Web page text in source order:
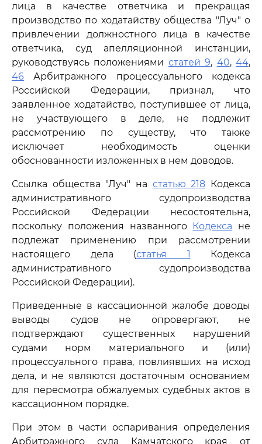
лица в качестве ответчика и прекращая
производство по ходатайству общества "Луч" о
привлечении должностного лица в качестве
ответчика, суд апелляционной инстанции,
руководствуясь положениями статей 9, 40,44,
46 Арбитражного процессуального кодекса
Российской Федерации, признал, что
заявленное ходатайство, поступившее от лица,
не участвующего в деле, не подлежит
рассмотрению по существу, что также
исключает необходимость оценки
обоснованности изложенных в нем доводов.
Ссылка общества "Луч" на статью 218 Кодекса
административного судопроизводства
Российской Федерации несостоятельна,
поскольку положения названного Кодекса не
подлежат применению при рассмотрении
настоящего дела (статья 1 Кодекса
административного судопроизводства
Российской Федерации).
Приведенные в кассационной жалобе доводы
выводы судов не опровергают, не
подтверждают существенных нарушений
судами норм материального и (или)
процессуального права, повлиявших на исход
дела, и не являются достаточным основанием
для пересмотра обжалуемых судебных актов в
кассационном порядке.
При этом в части оспаривания определения
Арбитражного суда Камчатского края от